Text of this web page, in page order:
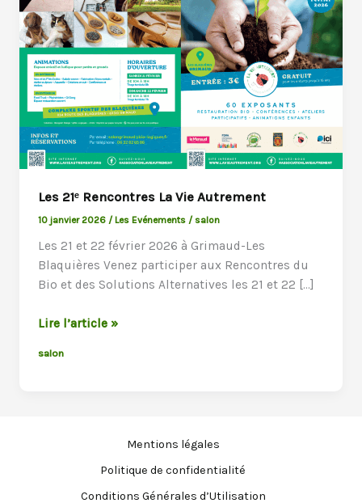
Les 21ᵉ Rencontres La Vie Autrement
10 janvier 2026 /Les Evénements /salon
Les 21 et 22 février 2026 à Grimaud-Les
Blaquières Venez participer aux Rencontres du
Bio et des Solutions Alternatives les 21 et 22 […]
Les
Rencontres
Lire l’article »
salon
Mentions légales
Politique de confidentialité
Conditions Générales d’Utilisation